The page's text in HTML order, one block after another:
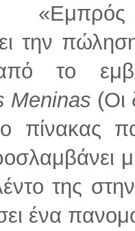
την πώληση
το
Meninas (Οι
πίνακας
της
ένα